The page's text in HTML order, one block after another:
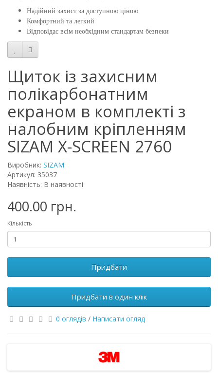
Надійний захист за доступною ціною
Комфортний та легкий
Відповідає всім необхідним стандартам безпеки
Щиток із захисним
полікарбонатним
екраном в комплекті з
налобним кріпленням
SIZAM X-SCREEN 2760
Виробник: SIZAM
Артикул: 35037
Наявність: В наявності
400.00 грн.
Кількість
Придбати
Придбати в один клік
0 оглядів / Написати огляд